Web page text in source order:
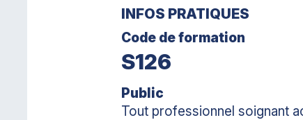
INFOS PRATIQUES
Code de formation
S126
Public
Tout professionnel soignant